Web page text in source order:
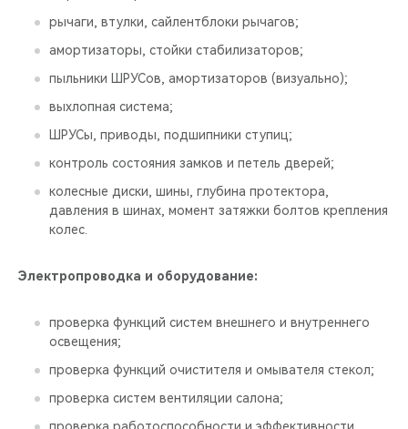
рычаги, втулки, сайлентблоки рычагов;
амортизаторы, стойки стабилизаторов;
пыльники ШРУСов, амортизаторов (визуально);
выхлопная система;
ШРУСы, приводы, подшипники ступиц;
контроль состояния замков и петель дверей;
колесные диски, шины, глубина протектора,
давления в шинах, момент затяжки болтов крепления
колес.
Электропроводка и оборудование:
проверка функций систем внешнего и внутреннего
освещения;
проверка функций очистителя и омывателя стекол;
проверка систем вентиляции салона;